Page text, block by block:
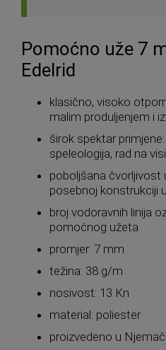
Pomoćno uže 7
Edelrid
klasično, visoko
malim produljenjem i
širok spektar
speleologija, rad na
poboljšana čvorljivost
posebnoj konstrukciji
broj vodoravnih linija
pomoćnog užeta
promjer: 7 mm
težina: 38 g/m
nosivost: 13 Kn
material: poliester
proizvedeno u